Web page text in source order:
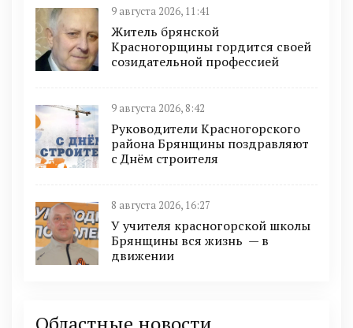
9 августа 2026, 11:41
Житель брянской
Красногорщины гордится своей
созидательной профессией
9 августа 2026, 8:42
Руководители Красногорского
района Брянщины поздравляют
с Днём строителя
8 августа 2026, 16:27
У учителя красногорской школы
Брянщины вся жизнь — в
движении